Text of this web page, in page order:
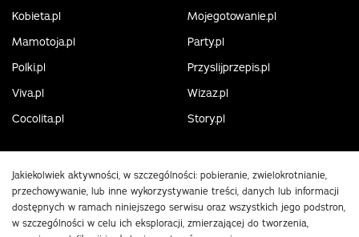
Kobieta.pl
Mojegotowanie.pl
Mamotoja.pl
Party.pl
Polki.pl
Przyslijprzepis.pl
Viva.pl
Wizaz.pl
Cocolita.pl
Story.pl
Jakiekolwiek aktywności, w szczególności: pobieranie, zwielokrotnianie,
przechowywanie, lub inne wykorzystywanie treści, danych lub informacji
dostępnych w ramach niniejszego serwisu oraz wszystkich jego podstron,
w szczególności w celu ich eksploracji, zmierzającej do tworzenia,